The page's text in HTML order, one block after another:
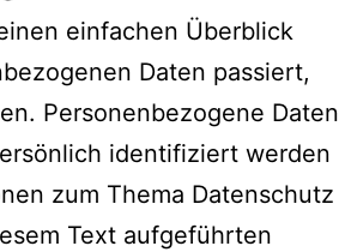
einfachen Überblick
Daten passiert,
Personenbezogene Daten
identifiziert werden
zum Thema Datenschutz
Text aufgeführten